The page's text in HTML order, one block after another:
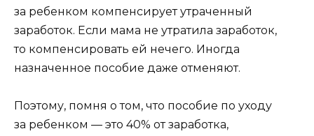
за ребенком компенсирует утраченный
заработок. Если мама не утратила заработок,
то компенсировать ей нечего. Иногда
назначенное пособие даже отменяют.
Поэтому, помня о том, что пособие по уходу
за ребенком — это 40% от заработка,